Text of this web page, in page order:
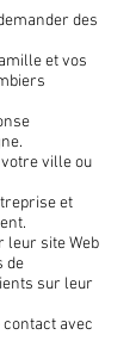
des
et vos
ville ou
et
leur site Web
de
sur leur
avec